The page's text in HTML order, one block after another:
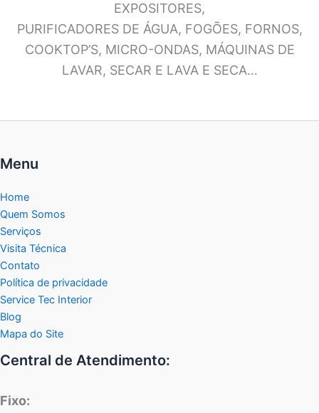
EXPOSITORES,
PURIFICADORES DE ÁGUA, FOGÕES, FORNOS,
COOKTOP’S, MICRO-ONDAS, MÁQUINAS DE
LAVAR, SECAR E LAVA E SECA…
Menu
Home
Quem Somos
Serviços
Visita Técnica
Contato
Política de privacidade
Service Tec Interior
Blog
Mapa do Site
Central de Atendimento:
Fixo: